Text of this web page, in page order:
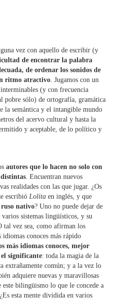
vez con aquello de escribir (y
de encontrar la palabra
de ordenar los sonidos de
ritmo atractivo. Jugamos con un
(y con frecuencia
pobre sólo) de ortografía, gramática
la semántica y el intangible mundo
del acervo cultural y hasta la
y aceptable, de lo político y
autores que lo hacen no solo con
. Encuentran nuevos
realidades con las que jugar. ¿Os
escribió Lolita en inglés, y que
nativo? Uno no puede dejar de
sistemas lingüísticos, y su
vez sea, como afirman los
conoces más rápido
más idiomas conoces, mejor
significante: toda la magia de la
extrañamente común; y a la vez lo
adquiere nuevas y maravillosas
bilingüismo lo que le concede a
esta mente dividida en varios